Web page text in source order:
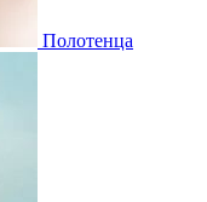
Полотенца